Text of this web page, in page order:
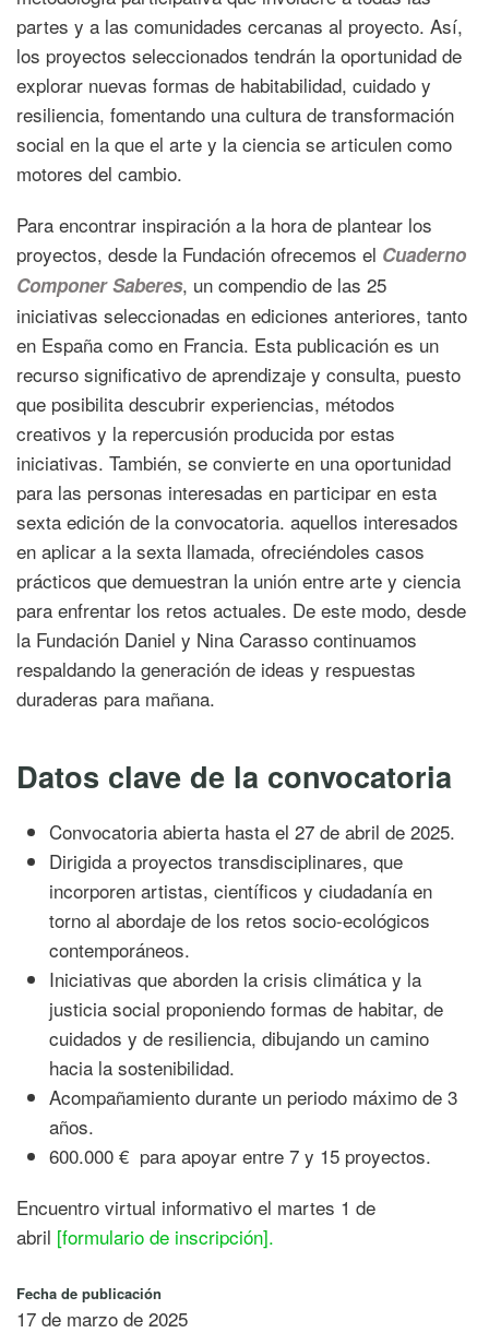
partes y a las comunidades cercanas al proyecto. Así,
los proyectos seleccionados tendrán la oportunidad de
explorar nuevas formas de habitabilidad, cuidado y
resiliencia, fomentando una cultura de transformación
social en la que el arte y la ciencia se articulen como
motores del cambio.
Para encontrar inspiración a la hora de plantear los
proyectos, desde la Fundación ofrecemos el Cuaderno
Componer Saberes, un compendio de las 25
iniciativas seleccionadas en ediciones anteriores, tanto
en España como en Francia. Esta publicación es un
recurso significativo de aprendizaje y consulta, puesto
que posibilita descubrir experiencias, métodos
creativos y la repercusión producida por estas
iniciativas. También, se convierte en una oportunidad
para las personas interesadas en participar en esta
sexta edición de la convocatoria. aquellos interesados
en aplicar a la sexta llamada, ofreciéndoles casos
prácticos que demuestran la unión entre arte y ciencia
para enfrentar los retos actuales. De este modo, desde
la Fundación Daniel y Nina Carasso continuamos
respaldando la generación de ideas y respuestas
duraderas para mañana.
Datos clave de la convocatoria
Convocatoria abierta hasta el 27 de abril de 2025.
Dirigida a proyectos transdisciplinares, que
incorporen artistas, científicos y ciudadanía en
torno al abordaje de los retos socio-ecológicos
contemporáneos.
Iniciativas que aborden la crisis climática y la
justicia social proponiendo formas de habitar, de
cuidados y de resiliencia, dibujando un camino
hacia la sostenibilidad.
Acompañamiento durante un periodo máximo de 3
años.
600.000 € para apoyar entre 7 y 15 proyectos.
Encuentro virtual informativo el martes 1 de
abril [formulario de inscripción].
Fecha de publicación
17 de marzo de 2025